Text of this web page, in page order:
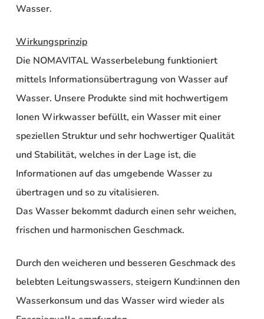
Wasser.
Wirkungsprinzip
Die NOMAVITAL Wasserbelebung funktioniert
mittels Informationsübertragung vonWasserauf
Wasser. Unsere Produkte sind mit hochwertigem
Ionen Wirkwasser befüllt, ein Wasser mit einer
speziellen Struktur und sehr hochwertiger Qualität
und Stabilität, welches in der Lage ist, die
Informationen auf das umgebende Wasser zu
übertragen und so zu vitalisieren.
Das Wasser bekommt dadurch einen sehr weichen,
frischen und harmonischen Geschmack.
Durch den weicheren und besseren Geschmack des
belebten Leitungswassers, steigern Kund:innen den
Wasserkonsum und das Wasser wird wieder als